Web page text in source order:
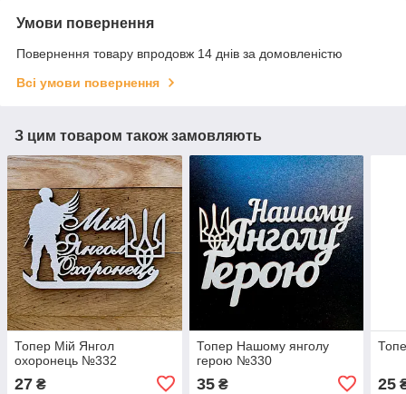
Умови повернення
Повернення товару впродовж 14 днів за домовленістю
Всі умови повернення
З цим товаром також замовляють
Топер Мій Янгол
охоронець №332
27 ₴
Топер Нашому янголу
герою №330
35₴ 25